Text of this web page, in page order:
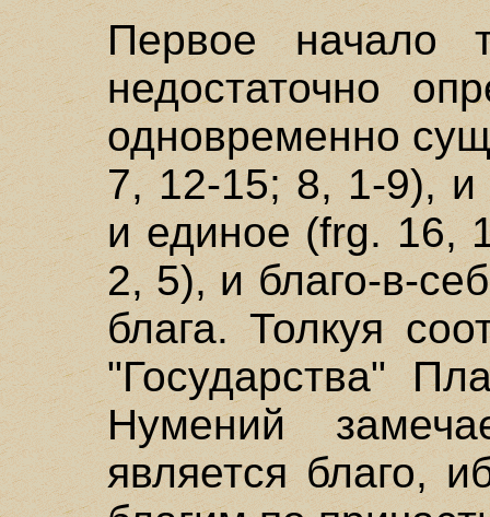
Первое начало
недостаточно
одновременно
7, 12-15; 8, 1-9),
и единое (frg. 16,
2, 5), и благо-в-
блага. Толкуя
"Государства"
Нумений
является благо,